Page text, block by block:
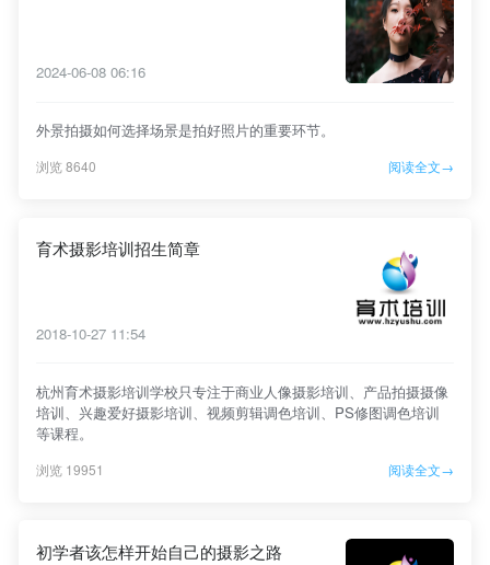
2024-06-08 06:16
外景拍摄如何选择场景是拍好照片的重要环节。
浏览 8640 阅读全文→
育术摄影培训招生简章
2018-10-27 11:54
杭州育术摄影培训学校只专注于商业人像摄影培训、产品拍摄摄像
培训、兴趣爱好摄影培训、视频剪辑调色培训、PS修图调色培训
等课程。
浏览 19951 阅读全文→
初学者该怎样开始自己的摄影之路